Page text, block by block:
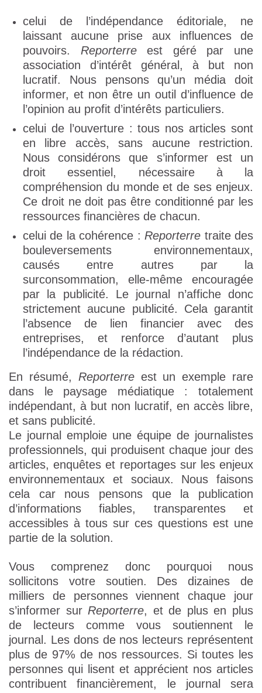
celui de l’indépendance éditoriale, ne
laissant aucune prise aux influences de
pouvoirs. Reporterreest géré par une
association d’intérêt général, à but non
lucratif. Nous pensons qu’un média doit
informer, et non être un outil d’influence de
l’opinion au profit d’intérêts particuliers.
celui de l’ouverture : tous nos articles sont
en libre accès, sans aucune restriction.
Nous considérons que s’informer est un
droit essentiel, nécessaire à la
compréhension du monde et de ses enjeux.
Ce droit ne doit pas être conditionné par les
ressources financières de chacun.
celui de la cohérence : Reporterre traite des
bouleversements environnementaux,
causés entre autres par la
surconsommation, elle-même encouragée
par la publicité. Le journal n’affiche donc
strictement aucune publicité. Cela garantit
l’absence de lien financier avec des
entreprises, et renforce d’autant plus
l’indépendance de la rédaction.
En résumé, Reporterreest un exemple rare
dans le paysage médiatique : totalement
indépendant, à but non lucratif, en accès libre,
et sans publicité.
Le journal emploie une équipe de journalistes
professionnels, qui produisent chaque jour des
articles, enquêtes et reportages sur les enjeux
environnementaux et sociaux. Nous faisons
cela car nous pensons que la publication
d’informations fiables, transparentes et
accessibles à tous sur ces questions est une
partie de la solution.
Vous comprenez donc pourquoi nous
sollicitons votre soutien. Des dizaines de
milliers de personnes viennent chaque jour
s’informer sur Reporterre, et de plus en plus
de lecteurs comme vous soutiennent le
journal. Les dons de nos lecteurs représentent
plus de 97% de nos ressources. Si toutes les
personnes qui lisent et apprécient nos articles
contribuent financièrement, le journal sera